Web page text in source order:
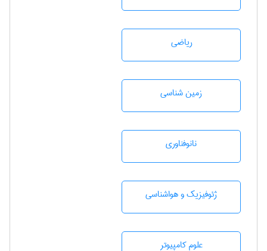
رياضی
زمين شناسی
نانوفناوری
ژئوفيزيك و هواشناسی
علوم کامپیوتر